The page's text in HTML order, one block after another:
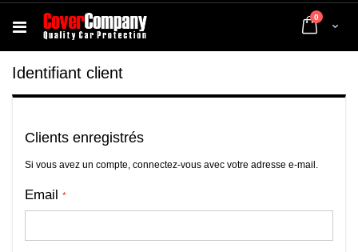
Cart
0 articles
Identifiant client
Clients enregistrés
Si vous avez un compte, connectez-vous avec votre adresse e-mail.
Email